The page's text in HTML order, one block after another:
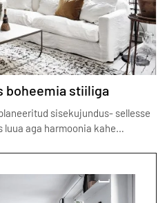
boheemia stiiliga
sisekujundus- sellesse
luua aga harmoonia kahe…